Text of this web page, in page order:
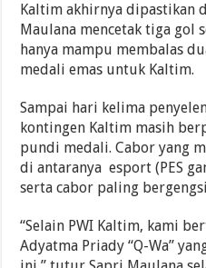
Kaltim akhirnya dipastikan
Maulana mencetak tiga gol
hanya mampu membalas
medali emas untuk Kaltim.
Sampai hari kelima
kontingen Kaltim masih
pundi medali. Cabor yang
di antaranya esport (PES
serta cabor paling
“Selain PWI Kaltim, kami
Adyatma Priady “Q-Wa”